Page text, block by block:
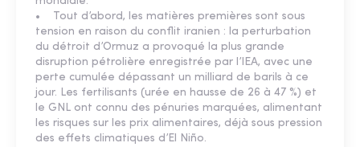
• Tout d’abord, les matières premières sont sous
tension en raison du conflit iranien : la perturbation
du détroit d’Ormuz a provoqué la plus grande
disruption pétrolière enregistrée par l’IEA, avec une
perte cumulée dépassant un milliard de barils à ce
jour. Les fertilisants (urée en hausse de 26 à 47 %) et
le GNL ont connu des pénuries marquées, alimentant
les risques sur les prix alimentaires, déjà sous pression
des effets climatiques d’El Niño.